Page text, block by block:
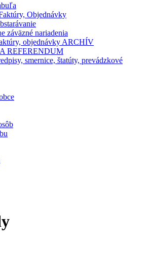
Objednávky
záväzné nariadenia
objednávky ARCHÍV
REFERENDUM
smernice, štatúty, prevádzkové